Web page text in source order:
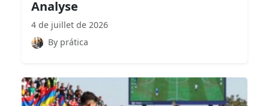
Analyse
4 de juillet de 2026
By prática